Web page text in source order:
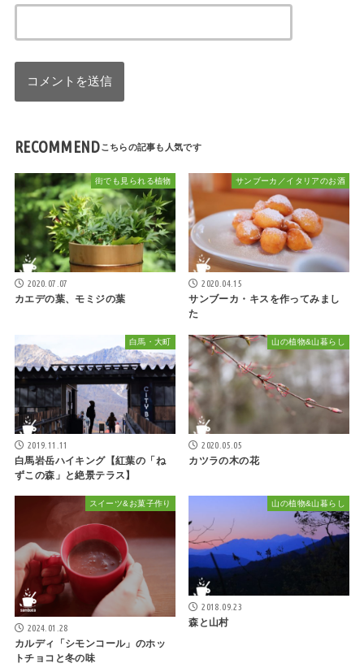
RECOMMEND
街でも見られる植物
2020.07.07
カエデの葉、モミジの葉
サンブーカ／イタリアのお酒
2020.04.15
サンブーカ・キスを作ってみまし
た
白馬・大町
2019.11.11
白馬岩岳ハイキング【紅葉の「ね
ずこの森」と絶景テラス】
山の植物&山暮らし
2020.05.05
カツラの木の花
スイーツ&お菓子作り
2024.01.28
カルディ「シモンコール」のホッ
トチョコと冬の味
山の植物&山暮らし
2018.09.23
森と山村